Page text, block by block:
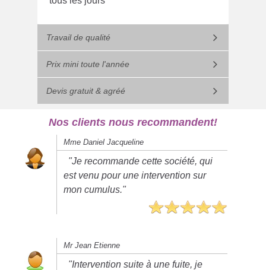
Travail de qualité
Prix mini toute l'année
Devis gratuit & agréé
Nos clients nous recommandent!
Mme Daniel Jacqueline
"Je recommande cette société, qui
est venu pour une intervention sur
mon cumulus."
Mr Jean Etienne
"Intervention suite à une fuite, je